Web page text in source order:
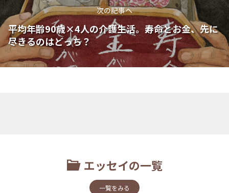
次の記事へ
平均年齢90歳×4人の介護生活。寿命とお金、先に
尽きるのはどっち？
エッセイの一覧
一覧をみる